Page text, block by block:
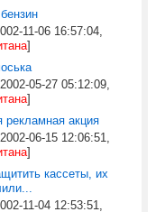
11-06 16:57:04,
]
2002-05-27 05:12:09,
]
рекламная акция
2002-06-15 12:06:51,
]
кассеты, их
11-04 12:53:51,